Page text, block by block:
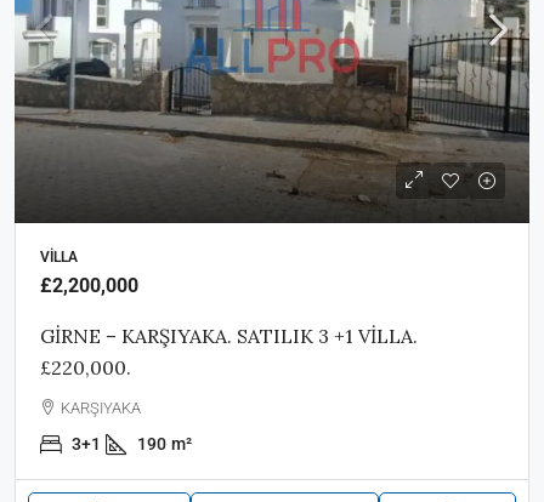
VILLA
£2,200,000
GİRNE – KARŞIYAKA. SATILIK 3 +1 VİLLA.
£220,000.
KARŞIYAKA
3+1 190 m²